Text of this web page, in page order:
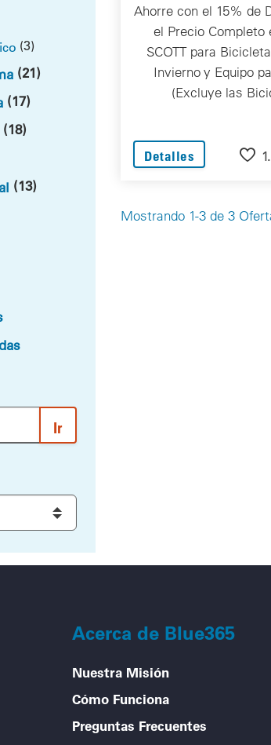
(3)
(21)
(17)
(18)
(13)
frase para buscar los resultados y ir
the results
Ahorre con el 15% de
el Precio Completo
SCOTT para
Invierno y Equipo
(Excluye las
Detalles
Mostrando 1-3 de 3
Acerca de Blue365
Nuestra Misión
Cómo Funciona
Preguntas Frecuentes